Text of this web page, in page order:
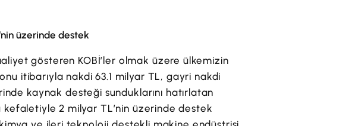
üzerinde destek
gösteren KOBİ’ler olmak üzere ülkemizin
itibarıyla nakdi 63.1 milyar TL, gayri nakdi
kaynak desteği sunduklarını hatırlatan
kefaletiyle 2 milyar TL’nin üzerinde destek